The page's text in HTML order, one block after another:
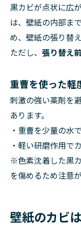
黒カビが点状に広
は、壁紙の内部ま
め、壁紙の張り替
ただし、 張り替え
重曹を使った軽
刺激の強い薬剤を
あります。
・重曹を少量の水
・軽い研磨作用で
※色素沈着した黒
を傷めるため注意
壁紙のカビ